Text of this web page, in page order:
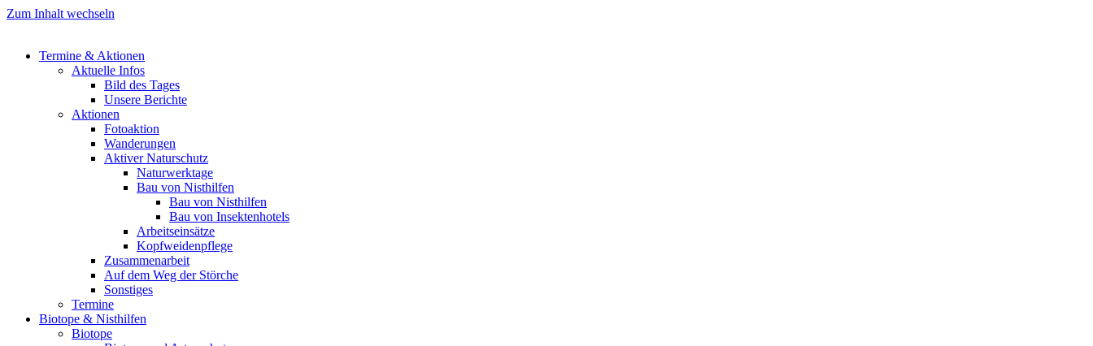
Zum Inhalt wechseln
Termine & Aktionen
Aktuelle Infos
Bild des Tages
Unsere Berichte
Aktionen
Fotoaktion
Wanderungen
Aktiver Naturschutz
Naturwerktage
Bau von Nisthilfen
Bau von Nisthilfen
Bau von Insektenhotels
Arbeitseinsätze
Kopfweidenpflege
Zusammenarbeit
Auf dem Weg der Störche
Sonstiges
Termine
Biotope & Nisthilfen
Biotope